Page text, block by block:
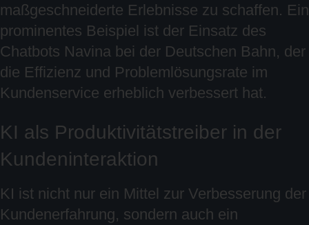
maßgeschneiderte Erlebnisse zu schaffen. Ein
prominentes Beispiel ist der Einsatz des
Chatbots Navina bei der Deutschen Bahn, der
die Effizienz und Problemlösungsrate im
Kundenservice erheblich verbessert hat.
KI als Produktivitätstreiber in der
Kundeninteraktion
KI ist nicht nur ein Mittel zur Verbesserung der
Kundenerfahrung, sondern auch ein